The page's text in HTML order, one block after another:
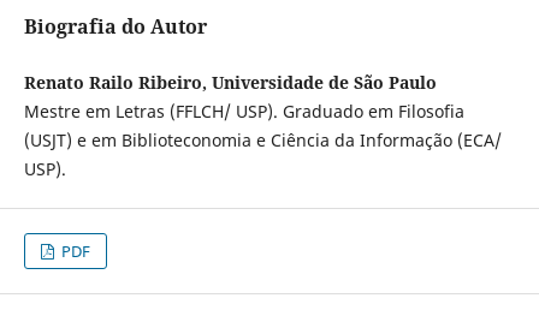
Biografia do Autor
Renato Railo Ribeiro, Universidade de São Paulo
Mestre em Letras (FFLCH/ USP). Graduado em Filosofia
(USJT) e em Biblioteconomia e Ciência da Informação (ECA/
USP).
PDF